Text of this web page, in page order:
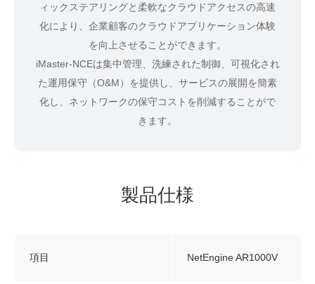
ィックステアリングと柔軟なクラウドアクセスの高速
化により、企業顧客のクラウドアプリケーション体験
を向上させることができます。
iMaster-NCEは集中管理、洗練された制御、可視化され
た運用保守（O&M）を提供し、サービスの展開を簡素
化し、ネットワークの保守コストを削減することがで
きます。
製品仕様
項目 NetEngine AR1000V